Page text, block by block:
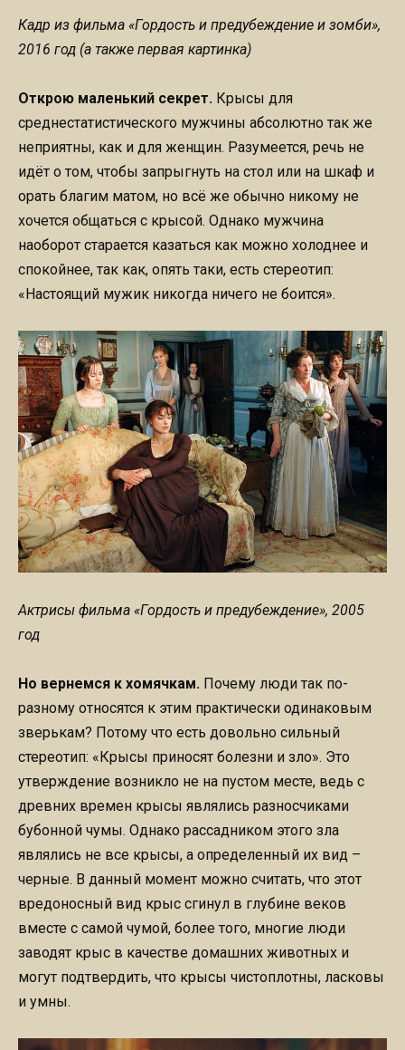
Кадр из фильма «Гордость и предубеждение и зомби»,
2016 год (а также первая картинка)
Открою маленький секрет. Крысы для
среднестатистического мужчины абсолютно так же
неприятны, как и для женщин. Разумеется, речь не
идёт о том, чтобы запрыгнуть на стол или на шкаф и
орать благим матом, но всё же обычно никому не
хочется общаться с крысой. Однако мужчина
наоборот старается казаться как можно холоднее и
спокойнее, так как, опять таки, есть стереотип:
«Настоящий мужик никогда ничего не боится».
Актрисы фильма «Гордость и предубеждение», 2005
год
Но вернемся к хомячкам. Почему люди так по-
разному относятся к этим практически одинаковым
зверькам? Потому что есть довольно сильный
стереотип: «Крысы приносят болезни и зло». Это
утверждение возникло не на пустом месте, ведь с
древних времен крысы являлись разносчиками
бубонной чумы. Однако рассадником этого зла
являлись не все крысы, а определенный их вид –
черные. В данный момент можно считать, что этот
вредоносный вид крыс сгинул в глубине веков
вместе с самой чумой, более того, многие люди
заводят крыс в качестве домашних животных и
могут подтвердить, что крысы чистоплотны, ласковы
и умны.